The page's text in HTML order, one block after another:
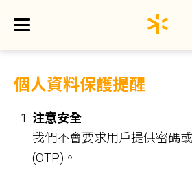
個人資料保護提醒
注意安全
我們不會要求用戶提供密碼
(OTP)。